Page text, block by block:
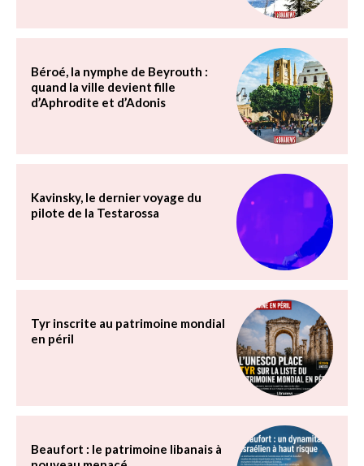
Béroé, la nymphe de Beyrouth :
quand la ville devient fille
d’Aphrodite et d’Adonis
Kavinsky, le dernier voyage du
pilote de la Testarossa
Tyr inscrite au patrimoine mondial
en péril
Beaufort : le patrimoine libanais à